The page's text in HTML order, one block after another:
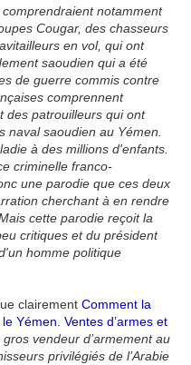
notamment
Cougar, des chasseurs
en vol, qui ont
saoudien qui a été
de guerre commis contre
comprennent
des patrouilleurs qui ont
naval saoudien au Yémen.
à des millions d'enfants.
criminelle franco-
une parodie que ces deux
cherchant à en rendre
cette parodie reçoit la
critiques et du président
homme politique
clairement Comment la
Yémen. Ventes d’armes et
vendeur d’armement au
privilégiés de l’Arabie